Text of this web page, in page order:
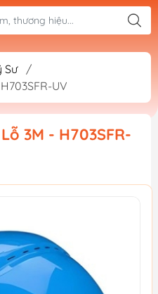
Sư
/
UV
3M - H703SFR-